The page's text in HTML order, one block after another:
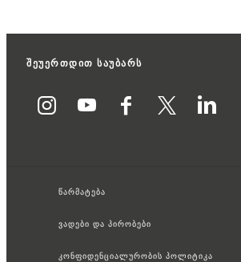
შეუერთდით საუბარს
წარმატება
ვადები და პირობები
კონფიდენციალურობის პოლიტიკა